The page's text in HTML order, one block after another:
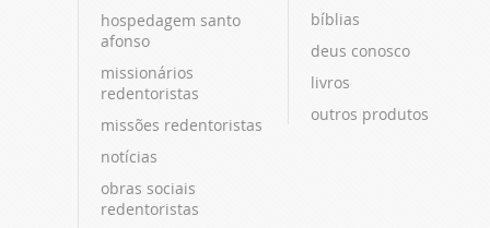
hospedagem santo
afonso
missionários
redentoristas
missões redentoristas
notícias
obras sociais
redentoristas
bíblias
deus conosco
livros
outros produtos